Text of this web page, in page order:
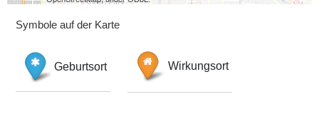
Symbole auf der Karte
Geburtsort Wirkungsort